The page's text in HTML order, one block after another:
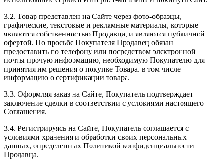
3.2. Товар представлен на Сайте через фото-образцы,
графические, текстовые и рекламные материалы, которые
являются собственностью Продавца, и являются публичной
офертой. По просьбе Покупателя Продавец обязан
предоставить по телефону или посредством электронной
почты прочую информацию, необходимую Покупателю для
принятия им решения о покупке Товара, в том числе
информацию о сертификации товара.
3.3. Оформляя заказ на Сайте, Покупатель подтверждает
заключение сделки в соответствии с условиями настоящего
Соглашения.
3.4. Регистрируясь на Сайте, Покупатель соглашается с
условиями хранения и обработки своих персональных
данных, определенных Политикой конфиденциальности
Продавца.